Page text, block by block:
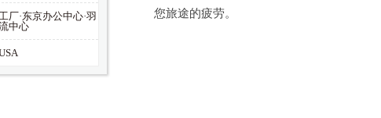
厂·东京办公中心·羽
中心
您旅途的疲劳。